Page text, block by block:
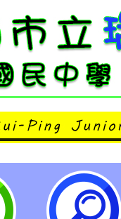
/一日考現
組。另，聽